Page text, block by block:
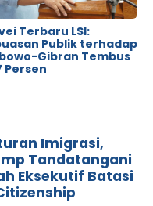
Terbaru LSI:
Publik terhadap
Gibran Tembus
Persen
Imigrasi,
Tandatangani
Eksekutif Batasi